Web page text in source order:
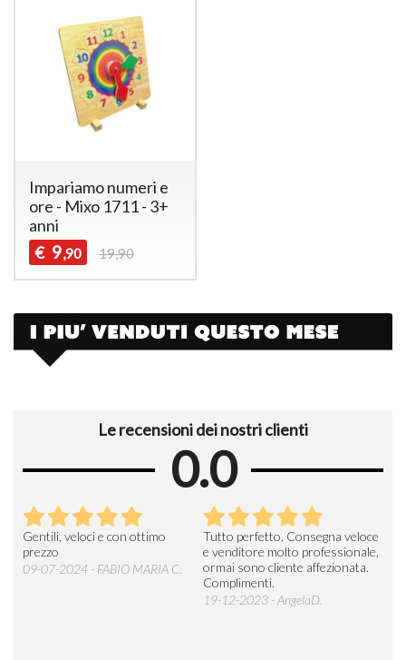
Impariamo numeri e
ore - Mixo 1711 - 3+
anni
€ 9,90 19,90
Le recensioni dei nostri clienti
0.0
Gentili, veloci e con ottimo
prezzo
09-07-2024 - FABIO MARIA C.
Tutto perfetto. Consegna veloce
e venditore molto professionale,
ormai sono cliente affezionata.
Complimenti.
19-12-2023 - AngelaD.